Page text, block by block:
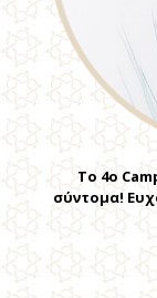
Tο 4o
σύντομα!